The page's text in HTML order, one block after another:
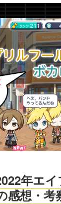
年エ
感想・考